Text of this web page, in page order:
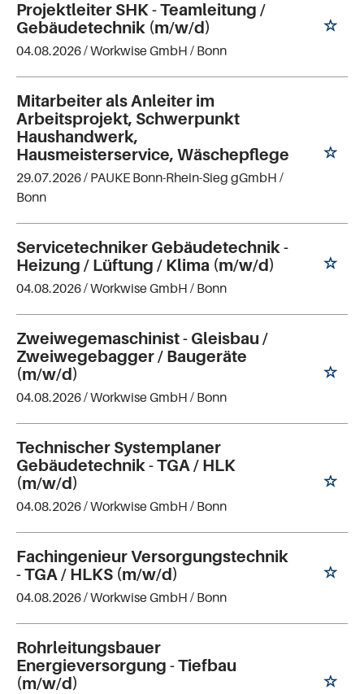
Projektleiter SHK - Teamleitung /
Gebäudetechnik (m/w/d)
04.08.2026 /Workwise GmbH / Bonn
Mitarbeiter als Anleiter im
Arbeitsprojekt, Schwerpunkt
Haushandwerk,
Hausmeisterservice, Wäschepflege
29.07.2026 / PAUKE Bonn-Rhein-Sieg gGmbH /
Bonn
Servicetechniker Gebäudetechnik -
Heizung / Lüftung / Klima (m/w/d)
04.08.2026 /Workwise GmbH / Bonn
Zweiwegemaschinist - Gleisbau /
Zweiwegebagger / Baugeräte
(m/w/d)
04.08.2026 /Workwise GmbH / Bonn
Technischer Systemplaner
Gebäudetechnik - TGA / HLK
(m/w/d)
04.08.2026 /Workwise GmbH / Bonn
Fachingenieur Versorgungstechnik
- TGA / HLKS (m/w/d)
04.08.2026 /Workwise GmbH / Bonn
Rohrleitungsbauer
Energieversorgung - Tiefbau
(m/w/d)